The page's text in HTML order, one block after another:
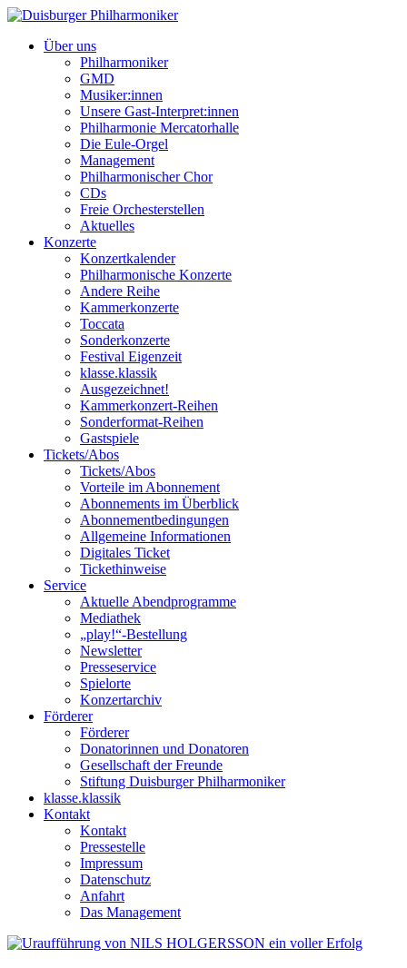
Über uns
Philharmoniker
GMD
Musiker:innen
Unsere Gast-Interpret:innen
Philharmonie Mercatorhalle
Die Eule-Orgel
Management
Philharmonischer Chor
CDs
Freie Orchesterstellen
Aktuelles
Konzerte
Konzertkalender
Philharmonische Konzerte
Andere Reihe
Kammerkonzerte
Toccata
Sonderkonzerte
Festival Eigenzeit
klasse.klassik
Ausgezeichnet!
Kammerkonzert-Reihen
Sonderformat-Reihen
Gastspiele
Tickets/Abos
Tickets/Abos
Vorteile im Abonnement
Abonnements im Überblick
Abonnement­bedingungen
Allgemeine Informationen
Digitales Ticket
Ticket­hinweise
Service
Aktuelle Abendprogramme
Mediathek
„play!“-Bestellung
Newsletter
Presseservice
Spielorte
Konzertarchiv
Förderer
Förderer
Donatorinnen und Donatoren
Gesellschaft der Freunde
Stiftung Duisburger Philharmoniker
klasse.klassik
Kontakt
Kontakt
Pressestelle
Impressum
Datenschutz
Anfahrt
Das Management